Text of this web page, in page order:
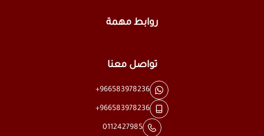
روابط مهمة
تواصل معنا
+966583978236
+966583978236
0112427985